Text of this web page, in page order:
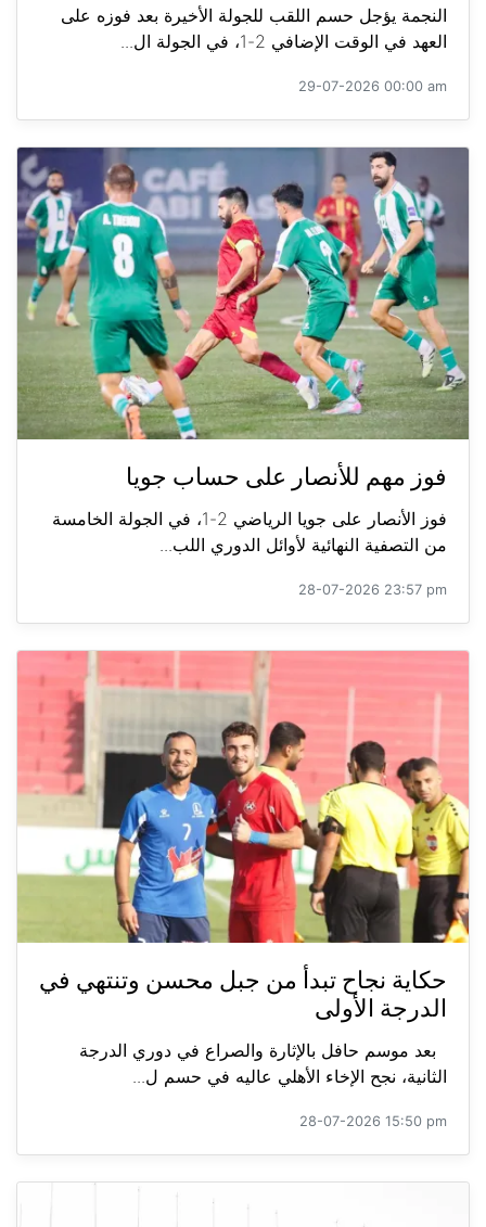
النجمة يؤجل حسم اللقب للجولة الأخيرة بعد فوزه على
العهد في الوقت الإضافي 2-1، في الجولة ال...
29-07-2026 00:00 am
فوز مهم للأنصار على حساب جويا
فوز الأنصار على جويا الرياضي 2-1، في الجولة الخامسة
من التصفية النهائية لأوائل الدوري اللب...
28-07-2026 23:57 pm
حكاية نجاح تبدأ من جبل محسن وتنتهي في
الدرجة الأولى
بعد موسم حافل بالإثارة والصراع في دوري الدرجة
الثانية، نجح الإخاء الأهلي عاليه في حسم ل...
28-07-2026 15:50 pm